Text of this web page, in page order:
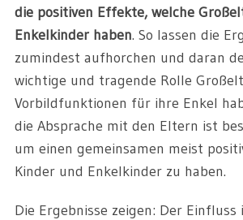
die positiven Effekte, welche
Enkelkinder haben. So lassen die
zumindest aufhorchen und daran
wichtige und tragende Rolle
Vorbildfunktionen für ihre Enkel
die Absprache mit den Eltern ist
um einen gemeinsamen meist
Kinder und Enkelkinder zu haben.
Die Ergebnisse zeigen: Der